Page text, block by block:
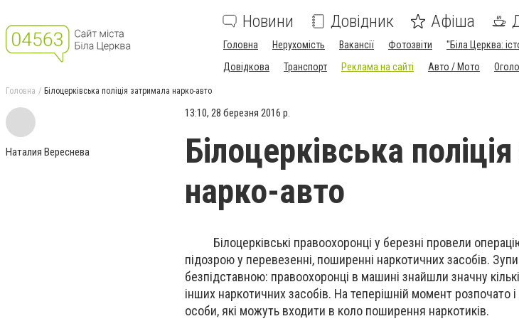
Новини Довідник Афіша
Головна Нерухомість Вакансії Фотозвіти "Біла Церква:
Довідкова
Транспорт Реклама на сайті Авто / Мото
Головна Білоцерківська поліція затримала нарко-авто
Наталия Вереснева
13:10, 28 березня 2016 р.
Білоцерківська
нарко-авто
Білоцерківські правоохоронці у березні провели
підозрою у перевезенні, поширенні наркотичних засобів.
безпідставною: правоохоронці в машині знайшли значну
інших наркотичних засобів. На теперішній момент розпочато
особи, які можуть входити в коло поширення наркотиків.